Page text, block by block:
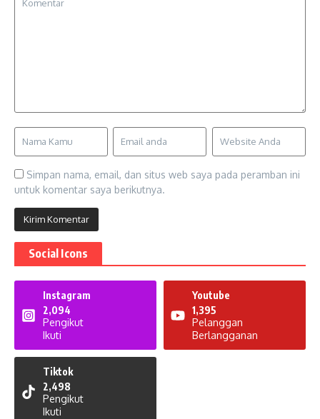
Simpan nama, email, dan situs web saya pada peramban ini
untuk komentar saya berikutnya.
Social Icons
Instagram
2,094
Pengikut
Ikuti
Youtube
1,395
Pelanggan
Berlangganan
Tiktok
2,498
Pengikut
Ikuti